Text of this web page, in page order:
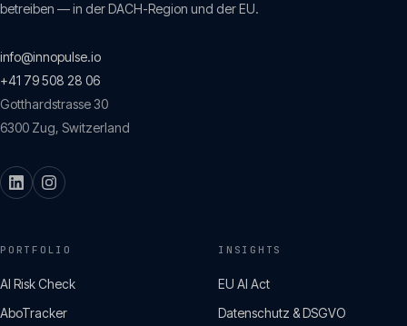
betreiben — in der DACH-Region und der EU.
info@innopulse.io
+41 79 508 28 06
Gotthardstrasse 30
6300 Zug, Switzerland
PORTFOLIO
AI Risk Check
AboTracker
INSIGHTS
EU AI Act
Datenschutz & DSGVO